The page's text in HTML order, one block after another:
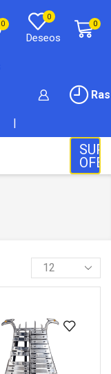
0
0
Deseos
0